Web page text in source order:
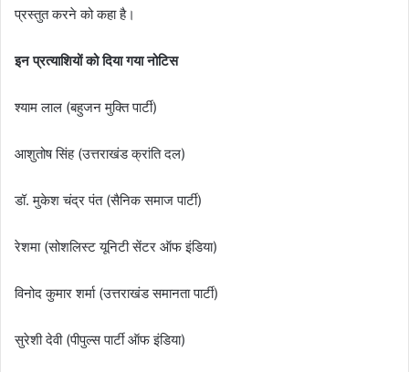
प्रस्तुत करने को कहा है।
इन प्रत्याशियों को दिया गया नोटिस
श्याम लाल (बहुजन मुक्ति पार्टी)
आशुतोष सिंह (उत्तराखंड क्रांति दल)
डॉ. मुकेश चंद्र पंत (सैनिक समाज पार्टी)
रेशमा (सोशलिस्ट यूनिटी सेंटर ऑफ इंडिया)
विनोद कुमार शर्मा (उत्तराखंड समानता पार्टी)
सुरेशी देवी (पीपुल्स पार्टी ऑफ इंडिया)